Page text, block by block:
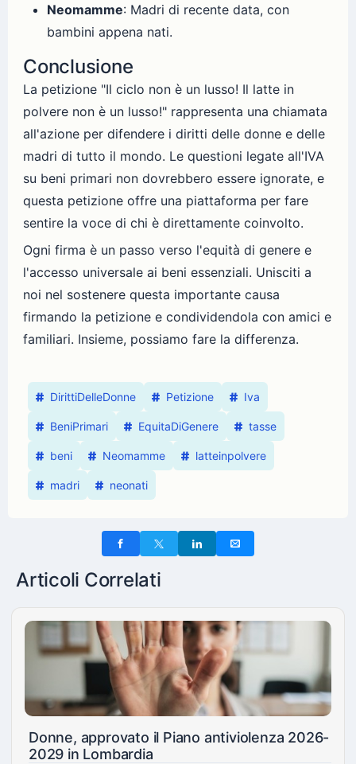
Neomamme: Madri di recente data, con
bambini appena nati.
Conclusione
La petizione "Il ciclo non è un lusso! Il latte in
polvere non è un lusso!" rappresenta una chiamata
all'azione per difendere i diritti delle donne e delle
madri di tutto il mondo. Le questioni legate all'IVA
su beni primari non dovrebbero essere ignorate, e
questa petizione offre una piattaforma per fare
sentire la voce di chi è direttamente coinvolto.
Ogni firma è un passo verso l'equità di genere e
l'accesso universale ai beni essenziali. Unisciti a
noi nel sostenere questa importante causa
firmando la petizione e condividendola con amici e
familiari. Insieme, possiamo fare la differenza.
DirittiDelleDonne Petizione Iva
BeniPrimari EquitaDiGenere tasse
beni Neomamme latteinpolvere
madri neonati
Articoli Correlati
Donne, approvato il Piano antiviolenza 2026-
2029 in Lombardia